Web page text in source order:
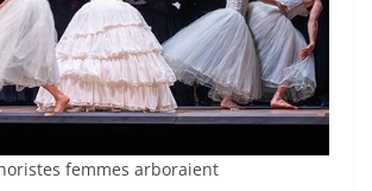
femmes arboraient